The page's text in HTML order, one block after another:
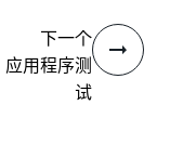
下一个
应用程序测
试